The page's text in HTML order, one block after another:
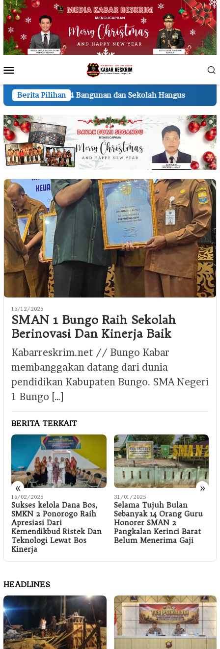
Loncat
ke
konten
Mobile
Berita Pilihan
dan Sekolah Hangus Lembur hingga
16/12/2025
SMAN 1 Bungo Raih Sekolah
Berinovasi Dan Kinerja Baik
Kabarreskrim.net // Bungo Kabar
membanggakan datang dari dunia
pendidikan Kabupaten Bungo. SMA Negeri
1 Bungo […]
BERITA TERKAIT
« »
16/02/2025
Sukses kelola Dana Bos,
SMKN 2 Ponorogo Raih
Apresiasi Dari
Kemendikbud Ristek Dan
Teknologi Lewat Bos
Kinerja
31/01/2025
Selama Tujuh Bulan
Sebanyak 14 Orang Guru
Honorer SMAN 2
Pangkalan Kerinci Barat
Belum Menerima Gaji
HEADLINES